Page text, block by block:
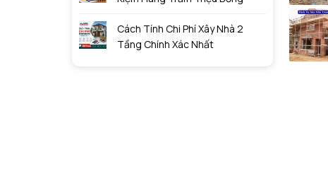
Cách Tính Chi Phí Xây Nhà 2
Tầng Chính Xác Nhất